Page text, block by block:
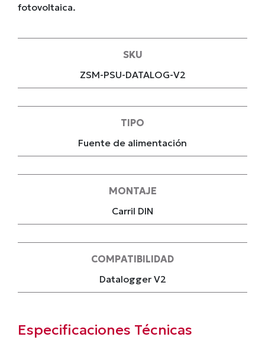
fotovoltaica.
SKU
ZSM-PSU-DATALOG-V2
TIPO
Fuente de alimentación
MONTAJE
Carril DIN
COMPATIBILIDAD
Datalogger V2
Especificaciones Técnicas